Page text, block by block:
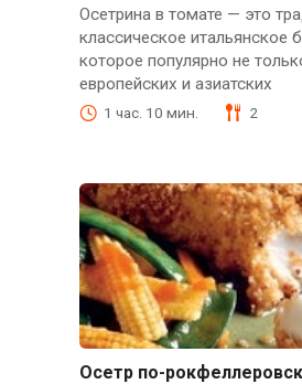
Осетрина в томате — это
классическое итальянское
которое популярно не
европейских и азиатских
1 час. 10 мин. 2
Осетр по-